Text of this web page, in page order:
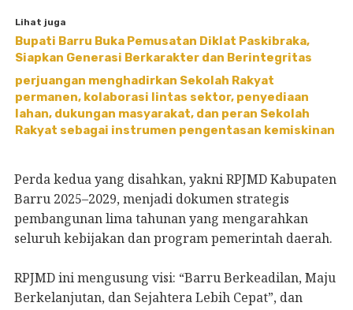
Lihat juga
Bupati Barru Buka Pemusatan Diklat Paskibraka,
Siapkan Generasi Berkarakter dan Berintegritas
perjuangan menghadirkan Sekolah Rakyat
permanen, kolaborasi lintas sektor, penyediaan
lahan, dukungan masyarakat, dan peran Sekolah
Rakyat sebagai instrumen pengentasan kemiskinan
Perda kedua yang disahkan, yakni RPJMD Kabupaten
Barru 2025–2029, menjadi dokumen strategis
pembangunan lima tahunan yang mengarahkan
seluruh kebijakan dan program pemerintah daerah.
RPJMD ini mengusung visi: “Barru Berkeadilan, Maju
Berkelanjutan, dan Sejahtera Lebih Cepat”, dan